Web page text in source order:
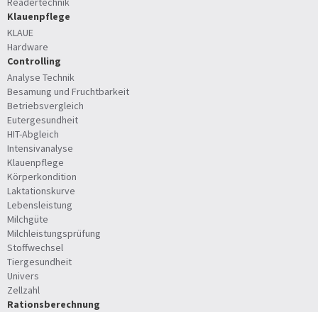
Klauenpflege
KLAUE
Hardware
Controlling
Analyse Technik
Besamung und Fruchtbarkeit
Betriebsvergleich
Eutergesundheit
HIT-Abgleich
Intensivanalyse
Klauenpflege
Körperkondition
Laktationskurve
Lebensleistung
Milchgüte
Milchleistungsprüfung
Stoffwechsel
Tiergesundheit
Univers
Zellzahl
Rationsberechnung